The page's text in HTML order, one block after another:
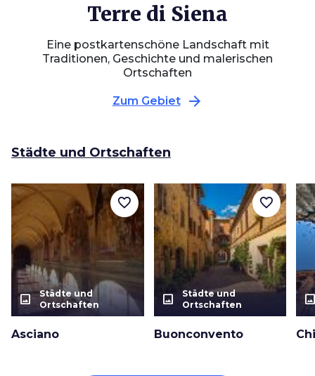
Terre di Siena
Eine postkartenschöne Landschaft mit
Traditionen, Geschichte und malerischen
Ortschaften
Zum Gebiet arrow_forward
Städte und Ortschaften
photo_size_select_actual
Städte und
Ortschaften
Asciano
favorite_border
photo_size_select_actual
Städte und
Ortschaften
Buonconvento
favorite_border